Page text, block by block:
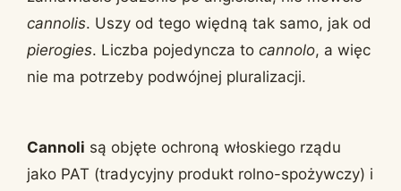
cannolis. Uszy od tego więdną tak samo, jak od
pierogies. Liczba pojedyncza to cannolo, a więc
nie ma potrzeby podwójnej pluralizacji.
Cannoli są objęte ochroną włoskiego rządu
jako PAT (tradycyjny produkt rolno-spożywczy) i